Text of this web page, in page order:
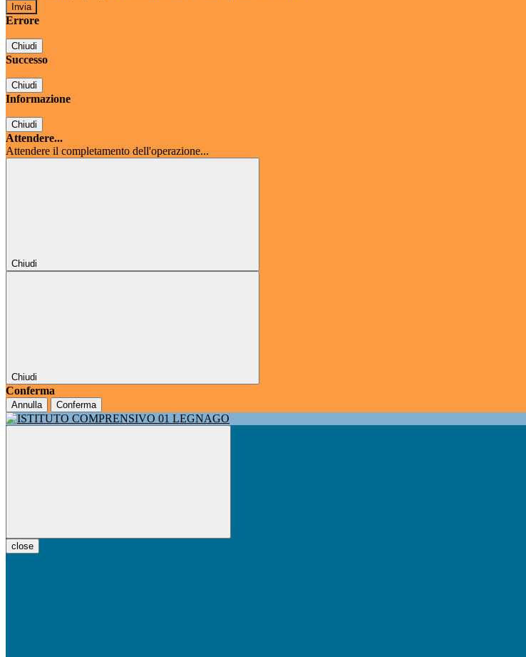
Errore
Chiudi
Successo
Chiudi
Informazione
Chiudi
Attendere...
Attendere il completamento dell'operazione...
Chiudi
Chiudi
Conferma
Annulla Conferma
close